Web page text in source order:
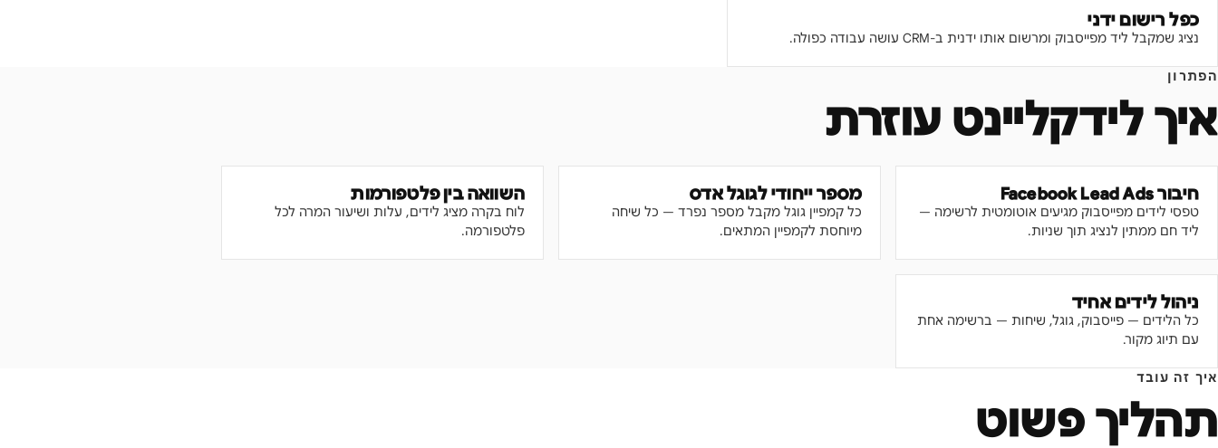
כפל רישום ידני
נציג שמקבל ליד מפייסבוק ומרשום אותו ידנית ב-CRM עושה עבודה כפולה.
הפתרון
איך לידקליינט עוזרת
חיבור Facebook Lead Ads
טפסי לידים מפייסבוק מגיעים אוטומטית לרשימה —
ליד חם ממתין לנציג תוך שניות.
מספר ייחודי לגוגל אדס
כל קמפיין גוגל מקבל מספר נפרד — כל שיחה
מיוחסת לקמפיין המתאים.
השוואה בין פלטפורמות
לוח בקרה מציג לידים, עלות ושיעור המרה לכל
פלטפורמה.
ניהול לידים אחיד
כל הלידים — פייסבוק, גוגל, שיחות — ברשימה אחת
עם תיוג מקור.
איך זה עובד
תהליך פשוט